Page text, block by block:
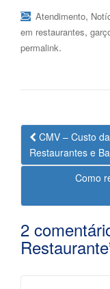
Atendimento,
em restaurantes,
permalink.
da
Postagem
CMV – Custo
Restaurantes e
Como
2
Restaurante